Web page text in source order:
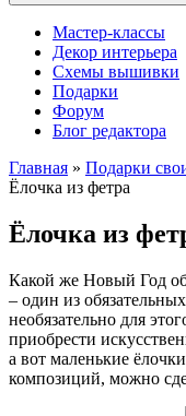
Мастер-классы
Декор интерьера
Схемы вышивки
Подарки
Форум
Блог редактора
Главная » Подарки
Ёлочка из фетра
Ёлочка из
Какой же Новый Год
– один из
необязательно для
приобрести
а вот маленькие
композиций, можно